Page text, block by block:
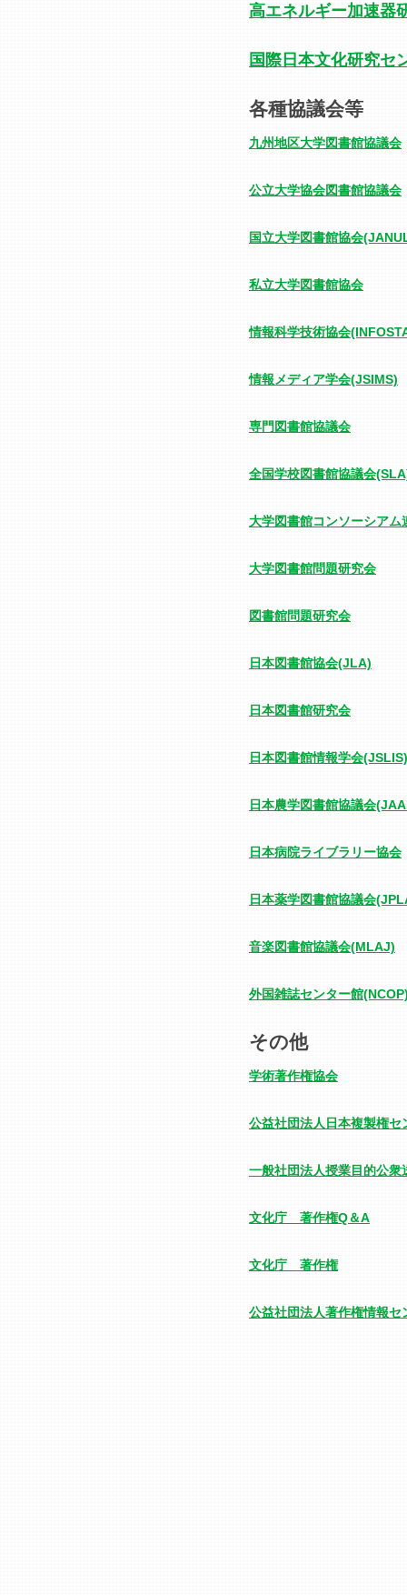
高エネルギー加速器
国際日本文化研究セ
各種協議会等
九州地区大学図書館協議会
公立大学協会図書館協議会
国立大学図書館協会
私立大学図書館協会
情報科学技術協会
情報メディア学会(JSIMS)
専門図書館協議会
全国学校図書館協議会
大学図書館コンソーシアム
大学図書館問題研究会
図書館問題研究会
日本図書館協会(JLA)
日本図書館研究会
日本図書館情報学会(JSLIS)
日本農学図書館協議会
日本病院ライブラリー協会
日本薬学図書館協議会
音楽図書館協議会(MLAJ)
外国雑誌センター館
その他
学術著作権協会
公益社団法人日本複製権セ
一般社団法人授業目的公衆
文化庁 著作権Q＆A
文化庁 著作権
公益社団法人著作権情報セ